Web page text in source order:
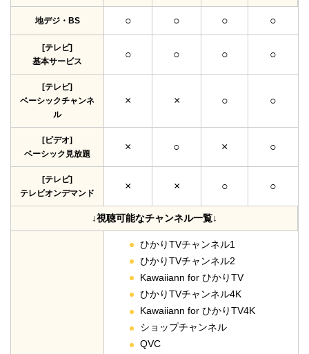
地デジ・BS ○ ○ ○ ○
[テレビ]
基本サービス
○ ○ ○ ○
[テレビ]
ベーシックチャンネ
ル
× × ○ ○
[ビデオ]
ベーシック見放題
× ○ × ○
[テレビ]
テレビオンデマンド
× × ○ ○
↓視聴可能なチャンネル一覧↓
ひかりTVチャンネル1
ひかりTVチャンネル2
Kawaiiann for ひかりTV
ひかりTVチャンネル4K
Kawaiiann for ひかりTV4K
ショップチャンネル
QVC